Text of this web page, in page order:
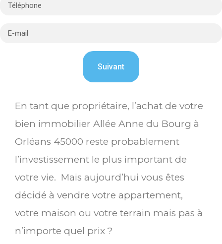
En tant que propriétaire, l’achat de votre
bien immobilier Allée Anne du Bourg à
Orléans 45000 reste probablement
l’investissement le plus important de
votre vie. Mais aujourd’hui vous êtes
décidé à vendre votre appartement,
votre maison ou votre terrain mais pas à
n’importe quel prix ?